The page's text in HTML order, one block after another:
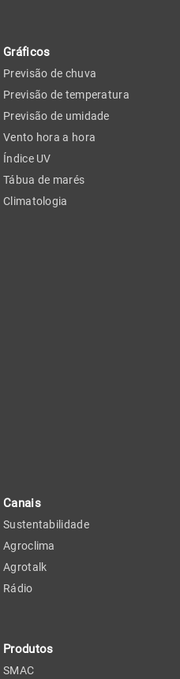
Gráficos
Previsão de chuva
Previsão de temperatura
Previsão de umidade
Vento hora a hora
Índice UV
Tábua de marés
Climatologia
Canais
Sustentabilidade
Agroclima
Agrotalk
Rádio
Produtos
SMAC